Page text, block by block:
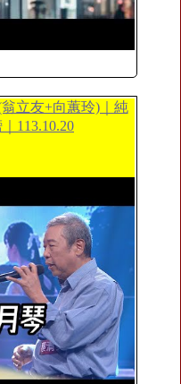
立友+向蕙玲)｜純
113.10.20